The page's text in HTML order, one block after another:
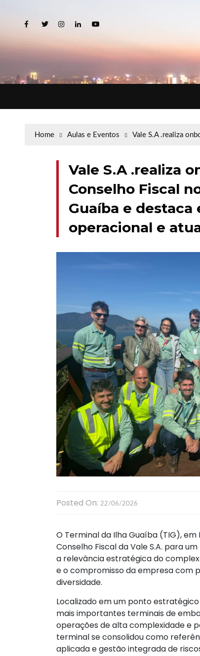
Home Aulas e Eventos Vale S.A .realiza
Vale S.A .realiza
Conselho Fiscal
Guaíba e destaca
operacional e
Posted On: 22/06/2026
O Terminal da Ilha Guaíba (TIG),
Conselho Fiscal da Vale S.A. para
a relevância estratégica do
e o compromisso da empresa com
diversidade.
Localizado em um ponto
mais importantes terminais de
operações de alta complexidade e
terminal se consolidou como
aplicada e gestão integrada de